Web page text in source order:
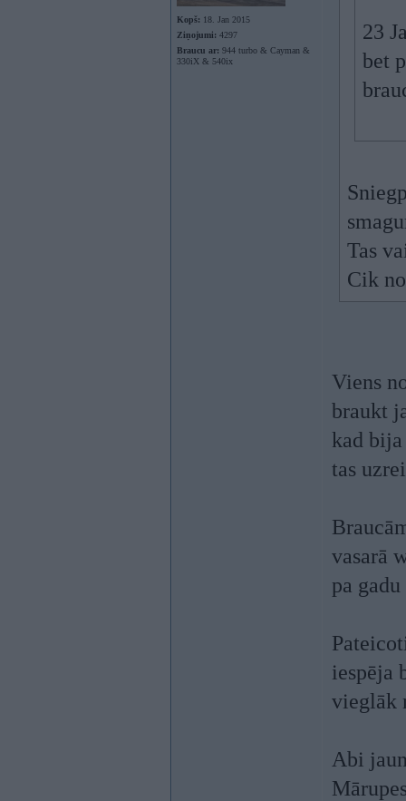
Kopš: 18. Jan 2015
Ziņojumi: 4297
Braucu ar: 944 turbo & Cayman &
330iX & 540ix
23
bet
Tas
Cik
Viens
braukt
kad
tas
vasarā
pa
iespēja
vieglāk
Abi